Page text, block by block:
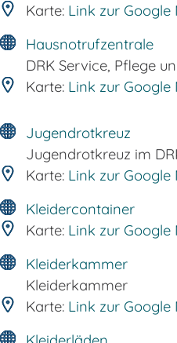
Karte: Link zur Google
Hausnotrufzentrale
DRK Service, Pflege
Karte: Link zur Google
Jugendrotkreuz
Jugendrotkreuz im
Karte: Link zur Google
Kleidercontainer
Karte: Link zur Google
Kleiderkammer
Kleiderkammer
Karte: Link zur Google